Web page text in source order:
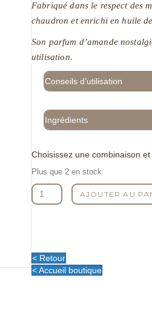
Fabriqué dans le respect des
chaudron et enrichi en huile
Son parfum d’amande
utilisation.
Conseils d’utilisation
Ingrédients
Choisissez une combinaison
Plus que 2 en stock
quantité
de
500ml
AJOUTER AU
< Retour
< Accueil boutique